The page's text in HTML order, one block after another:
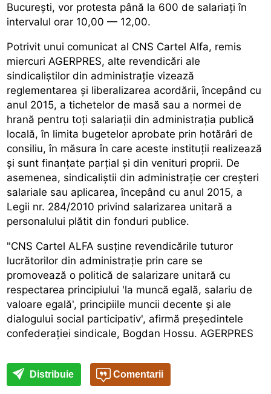
București, vor protesta până la 600 de salariați în
intervalul orar 10,00 — 12,00.
Potrivit unui comunicat al CNS Cartel Alfa, remis
miercuri AGERPRES, alte revendicări ale
sindicaliștilor din administrație vizează
reglementarea și liberalizarea acordării, începând cu
anul 2015, a tichetelor de masă sau a normei de
hrană pentru toți salariații din administrația publică
locală, în limita bugetelor aprobate prin hotărâri de
consiliu, în măsura în care aceste instituții realizează
și sunt finanțate parțial și din venituri proprii. De
asemenea, sindicaliștii din administrație cer creșteri
salariale sau aplicarea, începând cu anul 2015, a
Legii nr. 284/2010 privind salarizarea unitară a
personalului plătit din fonduri publice.
"CNS Cartel ALFA susține revendicările tuturor
lucrătorilor din administrație prin care se
promovează o politică de salarizare unitară cu
respectarea principiului 'la muncă egală, salariu de
valoare egală', principiile muncii decente și ale
dialogului social participativ', afirmă președintele
confederației sindicale, Bogdan Hossu. AGERPRES
Distribuie Comentarii